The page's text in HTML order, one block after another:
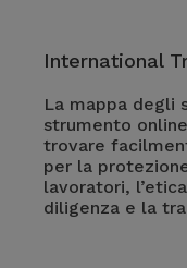
International
La mappa degli
strumento
trovare
per la
lavoratori,
diligenza e la